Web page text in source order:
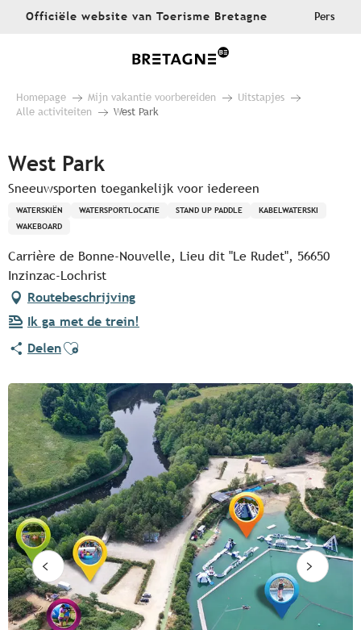
AllerOfficiële website van Toerisme Bretagne Pers
Homepage Mijn vakantie voorbereiden
Uitstapjes
Alle activiteiten
West Park
West Park
Sneeuwsporten toegankelijk voor iedereen
WATERSKIËN WATERSPORTLOCATIE STAND UP PADDLE
KABELWATERSKI
WAKEBOARD
Carrière de Bonne-Nouvelle, Lieu dit "Le Rudet", 56650
Inzinzac-Lochrist
Routebeschrijving
Ik ga met de trein!
DelenAjouter aux favoris